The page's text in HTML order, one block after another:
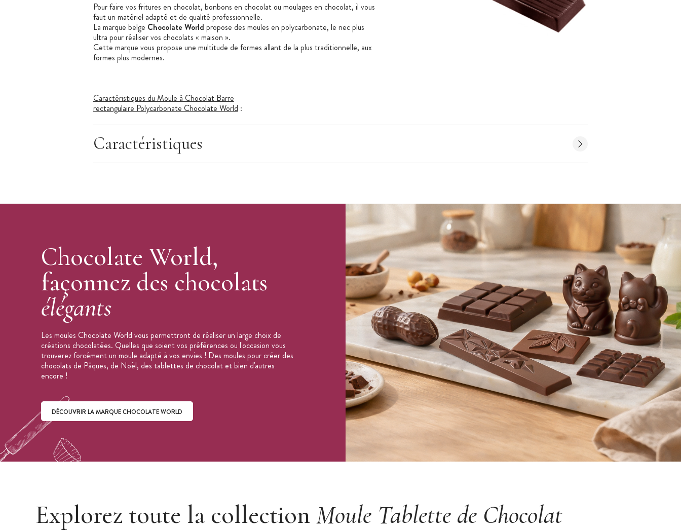
Pour faire vos fritures en chocolat, bonbons en chocolat ou moulages en chocolat, il vous
faut un matériel adapté et de qualité professionnelle.
La marque belge Chocolate World propose des moules en polycarbonate, le nec plus
ultra pour réaliser vos chocolats « maison ».
Cette marque vous propose une multitude de formes allant de la plus traditionnelle, aux
formes plus modernes.
Caractéristiques du Moule à Chocolat Barre
rectangulaire Polycarbonate Chocolate World :
Couleur : transparent
Forme : Rectangulaire
Poids du moulage final (à l'unité) : 26 g
Fabrication : Belgique
Moule Chocolat 275x175 mm
Caractéristiques
Chocolate World,
façonnez des chocolats
élégants
Les moules Chocolate World vous permettront de réaliser un large choix de
créations chocolatées. Quelles que soient vos préférences ou l'occasion vous
trouverez forcément un moule adapté à vos envies ! Des moules pour créer des
chocolats de Pâques, de Noël, des tablettes de chocolat et bien d'autres
encore !
DÉCOUVRIR LA MARQUE CHOCOLATE WORLD
Explorez toute la collection Moule Tablette de Chocolat